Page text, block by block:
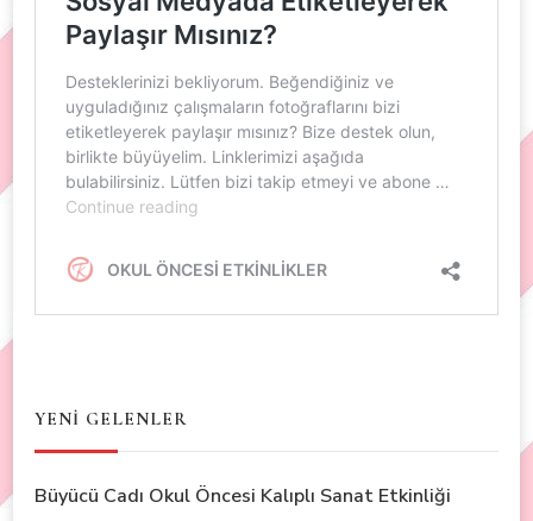
YENİ GELENLER
Büyücü Cadı Okul Öncesi Kalıplı Sanat Etkinliği